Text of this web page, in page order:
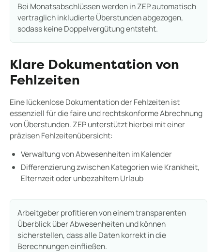
Bei Monatsabschlüssen werden in ZEP automatisch
vertraglich inkludierte Überstunden abgezogen,
sodass keine Doppelvergütung entsteht.
Klare Dokumentation von
Fehlzeiten
Eine lückenlose Dokumentation der Fehlzeiten ist
essenziell für die faire und rechtskonforme Abrechnung
von Überstunden. ZEP unterstützt hierbei mit einer
präzisen Fehlzeitenübersicht:
Verwaltung von Abwesenheiten im Kalender
Differenzierung zwischen Kategorien wie Krankheit,
Elternzeit oder unbezahltem Urlaub
Arbeitgeber profitieren von einem transparenten
Überblick über Abwesenheiten und können
sicherstellen, dass alle Daten korrekt in die
Berechnungen einfließen.